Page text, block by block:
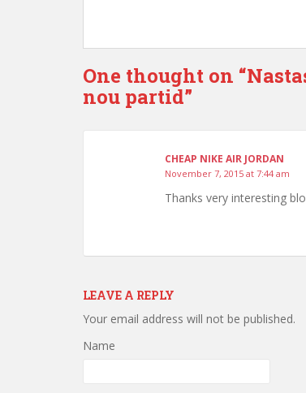
One thought on “
nou partid”
CHEAP NIKE AIR JORDAN
November 7, 2015 at 7:44 am
Thanks very interesting
LEAVE A REPLY
Your email address will not be published.
Name